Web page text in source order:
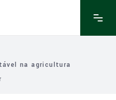
na agricultura